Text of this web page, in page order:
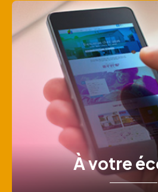
À votre